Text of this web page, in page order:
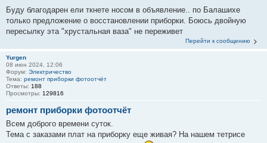
Буду благодарен ели ткнете носом в объявление.. по Балашихе
только предложение о восстановлении приборки. Боюсь двойную
пересылку эта "хрустальная ваза" не переживет
Перейти к сообщению
Yurgen
08 июн 2024, 12:06
Форум: Электричество
Тема: ремонт приборки фотоотчёт
Ответы: 188
Просмотры: 129816
ремонт приборки фотоотчёт
Всем доброго времени суток.
Тема с заказами плат на приборку еще живая? На нашем тетрисе